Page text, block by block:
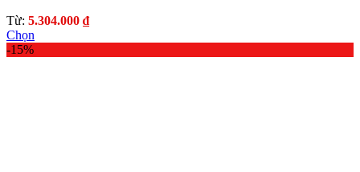
Từ: 5.304.000 ₫
Chọn
Sản
-15%